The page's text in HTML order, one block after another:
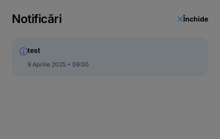
Notificări Închide
test
9 Aprilie 2025 09:00